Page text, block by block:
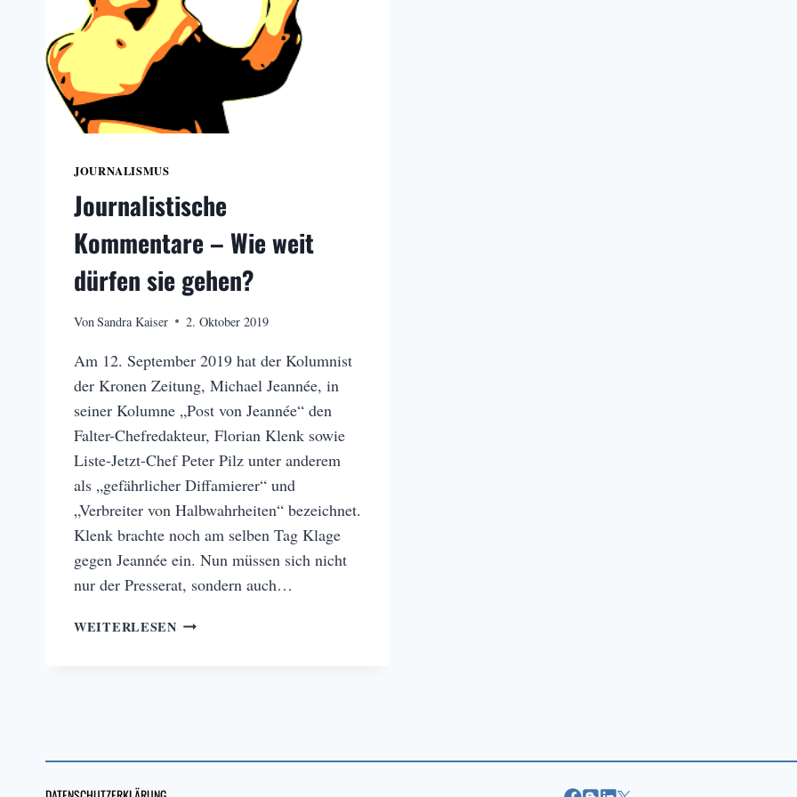
JOURNALISMUS
Journalistische
Kommentare – Wie weit
dürfen sie gehen?
VonSandra Kaiser 2. Oktober 2019
Am 12. September 2019 hat der Kolumnist
der Kronen Zeitung, Michael Jeannée, in
seiner Kolumne „Post von Jeannée“ den
Falter-Chefredakteur, Florian Klenk sowie
Liste-Jetzt-Chef Peter Pilz unter anderem
als „gefährlicher Diffamierer“ und
„Verbreiter von Halbwahrheiten“ bezeichnet.
Klenk brachte noch am selben Tag Klage
gegen Jeannée ein. Nun müssen sich nicht
nur der Presserat, sondern auch…
WEITERLESENJOURNALISTISCHE
GEHEN?